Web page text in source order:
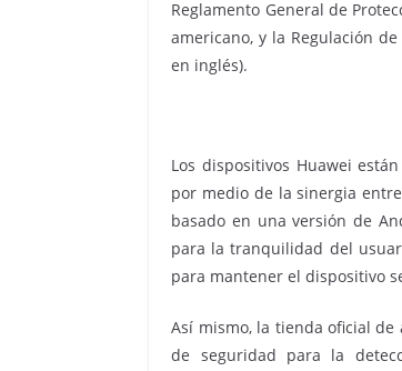
Reglamento General de
americano, y la Regulación
en inglés).
Los dispositivos Huawei
por medio de la sinergia
basado en una versión de
para la tranquilidad del
para mantener el dispositivo
Así mismo, la tienda oficial
de seguridad para la